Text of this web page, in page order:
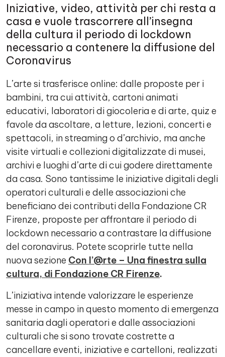
Iniziative, video, attività per chi resta a
casa e vuole trascorrere all’insegna
della cultura il periodo di lockdown
necessario a contenere la diffusione del
Coronavirus
L’arte si trasferisce online: dalle proposte per i
bambini, tra cui attività, cartoni animati
educativi, laboratori di giocoleria e di arte, quiz e
favole da ascoltare, a letture, lezioni, concerti e
spettacoli, in streaming o d’archivio, ma anche
visite virtuali e collezioni digitalizzate di musei,
archivi e luoghi d’arte di cui godere direttamente
da casa. Sono tantissime le iniziative digitali degli
operatori culturali e delle associazioni che
beneficiano dei contributi della Fondazione CR
Firenze, proposte per affrontare il periodo di
lockdown necessario a contrastare la diffusione
del coronavirus. Potete scoprirle tutte nella
nuova sezione Con l’@rte – Una finestra sulla
cultura, di Fondazione CR Firenze.
L’iniziativa intende valorizzare le esperienze
messe in campo in questo momento di emergenza
sanitaria dagli operatori e dalle associazioni
culturali che si sono trovate costrette a
cancellare eventi, iniziative e cartelloni, realizzati